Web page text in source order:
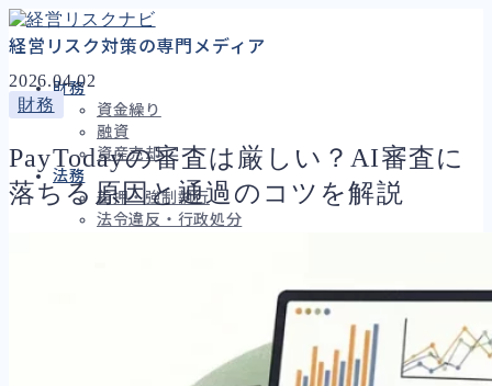
経営リスク対策の専門メディア
財務
資金繰り
融資
資産売却
法務
差押・強制執行
法令違反・行政処分
2026.04.02
財務
PayTodayの審査は厳しい？AI審査に
落ちる原因と通過のコツを解説